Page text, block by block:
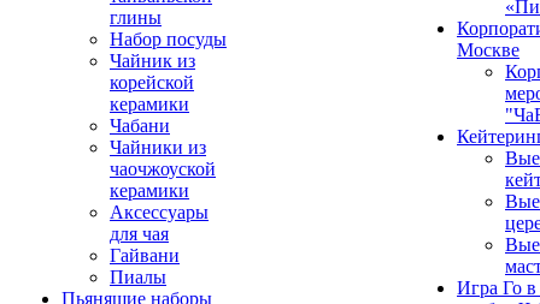
глины
Набор посуды
Чайник из
корейской
керамики
Чабани
Чайники из
чаочжоуской
керамики
Аксессуары
для чая
Гайвани
Пиалы
Пьянящие наборы
Москве
Игра Го